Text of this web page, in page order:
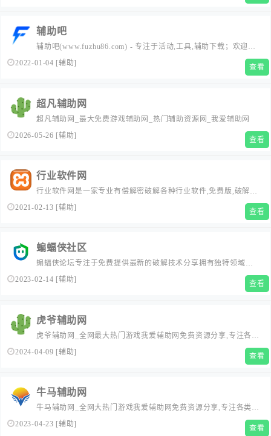
辅助吧
辅助吧(www.fuzhu86.com) - 专注于活动,工具,辅助下载；欢迎各
位吧友访问本站学习,共同建设一个温馨快乐的资源分享平台。
2022-01-04 [辅助] 查看
超凡辅助网
超凡辅助网_最大免费游戏辅助网_热门辅助资源网_我爱辅助网
2026-05-26 [辅助] 查看
行业软件网
行业软件网是一家专业有偿解密破解各种行业软件,免费版,破解版,
注册版,免狗版
2021-02-13 [辅助] 查看
蝙蝠侠社区
蝙蝠侠论坛专注于免费提供最新的破解技术分享拥有独特领域的
游戏资源,专业负责人掌控福利活动动态,多方面性质资源分享,免费
2023-02-14 [辅助] 查看
虎爷辅助网
虎爷辅助网_全网最大热门游戏我爱辅助网免费资源分享,专注各类
资源整合,单机游戏,活动线报,网络新闻，免费资源,大型网游经典
2024-04-09 [辅助] 查看
牛马辅助网
牛马辅助网_全网大热门游戏我爱辅助网免费资源分享,专注各类资
源整合,破解版软件,活动线报,网络新闻，免费资源,大型网游经典
2023-04-23 [辅助] 查看